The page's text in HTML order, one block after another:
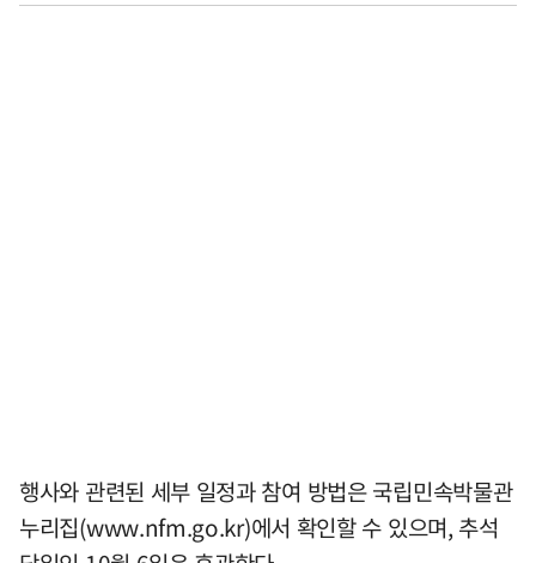
행사와 관련된 세부 일정과 참여 방법은 국립민속박물관
누리집(www.nfm.go.kr)에서 확인할 수 있으며, 추석